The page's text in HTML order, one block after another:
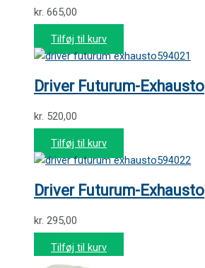
kr. 665,00
Tilføj til kurv
594021
Driver Futurum-Exhausto
kr. 520,00
Tilføj til kurv
594022
Driver Futurum-Exhausto
kr. 295,00
Tilføj til kurv